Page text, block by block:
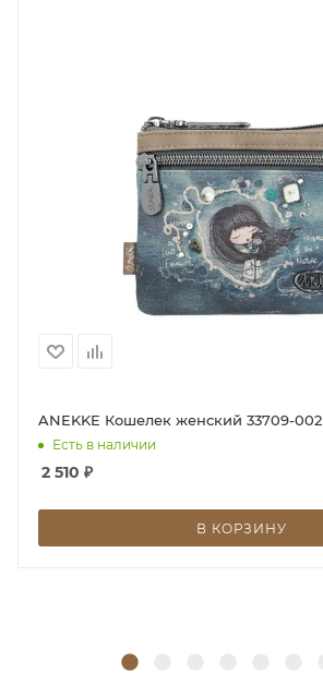
ANEKKE Кошелек женский 33709-002
Есть в наличии
2 510 ₽
В КОРЗИНУ